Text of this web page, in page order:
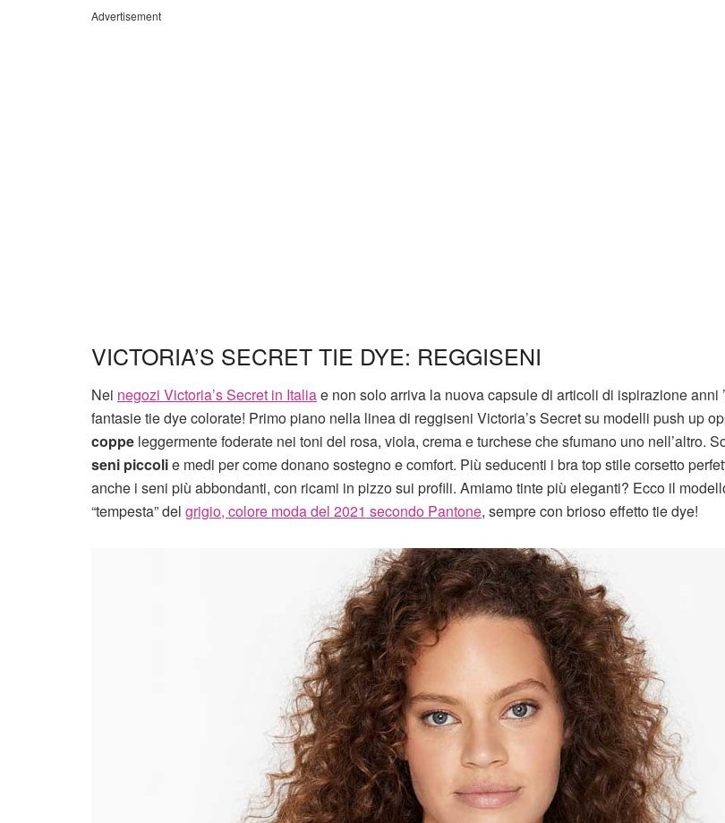
Advertisement
VICTORIA’S SECRET TIE DYE: REGGISENI
Nei negozi Victoria’s Secret in Italiae non solo arriva la nuova capsule di articoli di ispirazione anni
fantasie tie dye colorate! Primo piano nella linea di reggiseni Victoria’s Secret su modelli push up
coppe leggermente foderate nei toni del rosa, viola, crema e turchese che sfumano uno nell’altro.
seni piccolie medi per come donano sostegno e comfort. Più seducenti i bra top stile corsetto
anche i seni più abbondanti, con ricami in pizzo sui profili. Amiamo tinte più eleganti? Ecco il
“tempesta” del grigio, colore moda del 2021 secondo Pantone, sempre con brioso effetto tie dye!